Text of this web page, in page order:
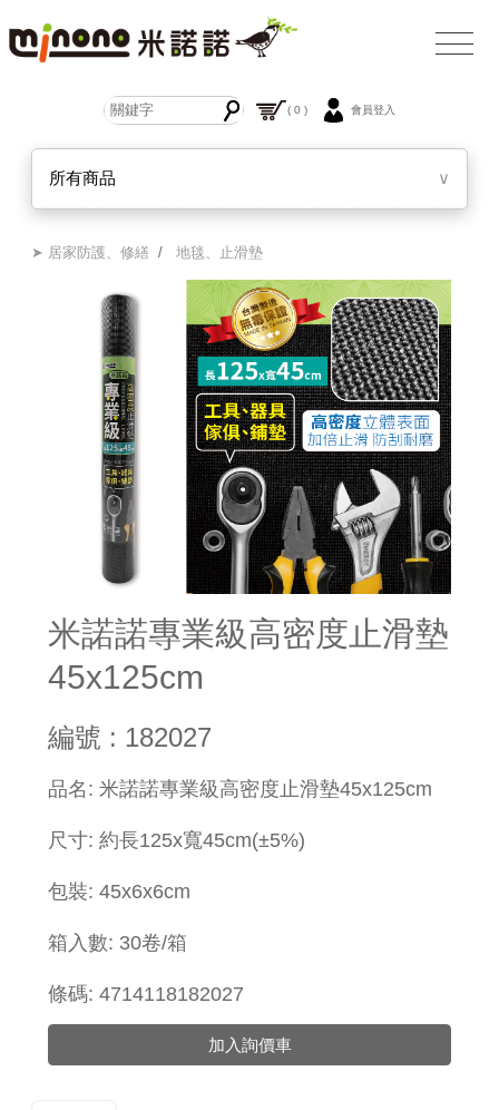
( 0 ) 會員登入
所有商品 ∨
➤ 居家防護、修繕 /地毯、止滑墊
米諾諾專業級高密度止滑墊
45x125cm
編號 : 182027
品名: 米諾諾專業級高密度止滑墊45x125cm
尺寸: 約長125x寬45cm(±5%)
包裝: 45x6x6cm
箱入數: 30卷/箱
條碼: 4714118182027
加入詢價車